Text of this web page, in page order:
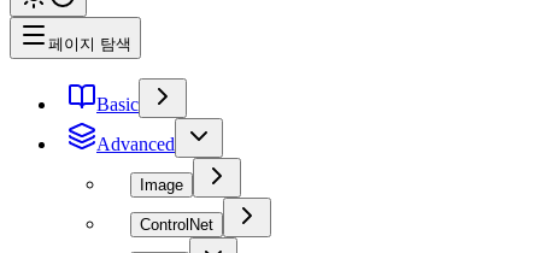
페이지 탐색
Basic
Advanced
Image
ControlNet